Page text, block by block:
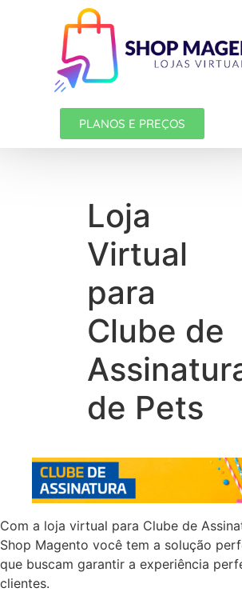
PLANOS E PREÇOS
Loja
Virtual
para
Clube de
de Pets
Com a loja virtual para Clube de
Shop Magento você tem a solução
que buscam garantir a experiência
clientes.